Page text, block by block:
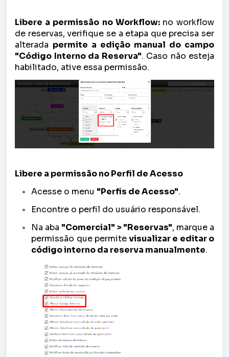
Libere a permissão no Workflow: no workflow
de reservas, verifique se a etapa que precisa ser
alterada permite a edição manual do campo
"Código Interno da Reserva". Caso não esteja
habilitado, ative essa permissão.
Libere a permissão no Perfil de Acesso
Acesse o menu "Perfis de Acesso".
Encontre o perfil do usuário responsável.
Na aba "Comercial" > "Reservas", marque a
permissão que permitevisualizar e editar o
código interno da reserva manualmente.